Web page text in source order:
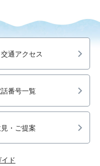
通アクセス
番号一覧
・ご提案
ド